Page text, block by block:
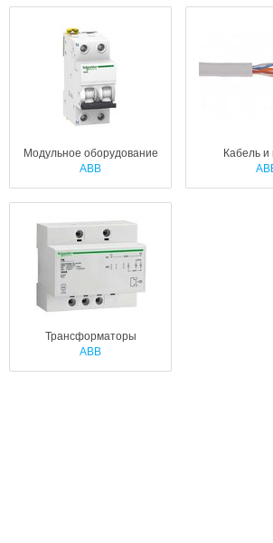
Модульное оборудование
ABB
Кабель
Трансформаторы
ABB